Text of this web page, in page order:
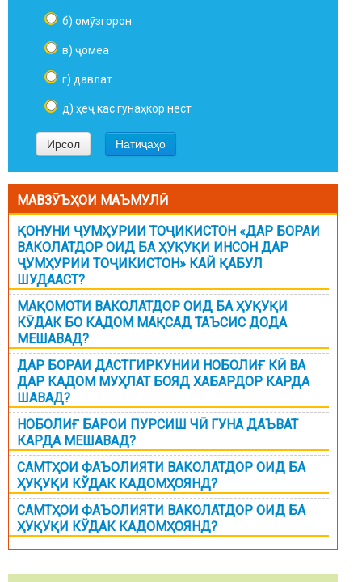
б) омӯзгорон
в) ҷомеа
г) давлат
д) ҳеҷ кас гунаҳкор нест
МАВЗӮЪҲОИ МАЪМУЛӢ
ҚОНУНИ ҶУМҲУРИИ ТОҶИКИСТОН «ДАР БОРАИ
ВАКОЛАТДОР ОИД БА ҲУҚУҚИ ИНСОН ДАР
ҶУМҲУРИИ ТОҶИКИСТОН» КАЙ ҚАБУЛ
ШУДААСТ?
МАҚОМОТИ ВАКОЛАТДОР ОИД БА ҲУҚУҚИ
КӮДАК БО КАДОМ МАҚСАД ТАЪСИС ДОДА
МЕШАВАД?
ДАР БОРАИ ДАСТГИРКУНИИ НОБОЛИҒ КӢ ВА
ДАР КАДОМ МУҲЛАТ БОЯД ХАБАРДОР КАРДА
ШАВАД?
НОБОЛИҒ БАРОИ ПУРСИШ ЧӢ ГУНА ДАЪВАТ
КАРДА МЕШАВАД?
САМТҲОИ ФАЪОЛИЯТИ ВАКОЛАТДОР ОИД БА
ҲУҚУҚИ КЎДАК КАДОМҲОЯНД?
САМТҲОИ ФАЪОЛИЯТИ ВАКОЛАТДОР ОИД БА
ҲУҚУҚИ КЎДАК КАДОМҲОЯНД?